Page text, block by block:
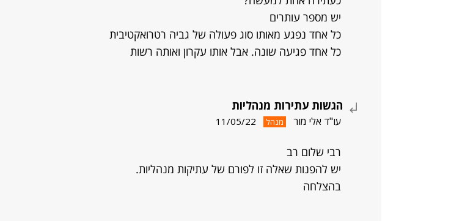
יש מספר עותרים
כל אחד נפגע מאותו סוג פעולה של גביה רטרואקטיבית
כל אחד פגיעה שונה. אבל אותו עקרון ואותה רשות
הגשות עתירות מנהליות
עו"ד אלי מור מנהל 11/05/22
רבי שלום רב
יש להפנות שאלה זו לפורם של עתיקות מנהליות.
בהצלחה